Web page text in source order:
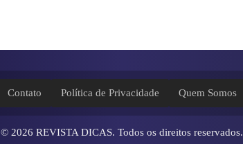
Contato Política de Privacidade Quem Somos
© 2026 REVISTA DICAS. Todos os direitos reservados.